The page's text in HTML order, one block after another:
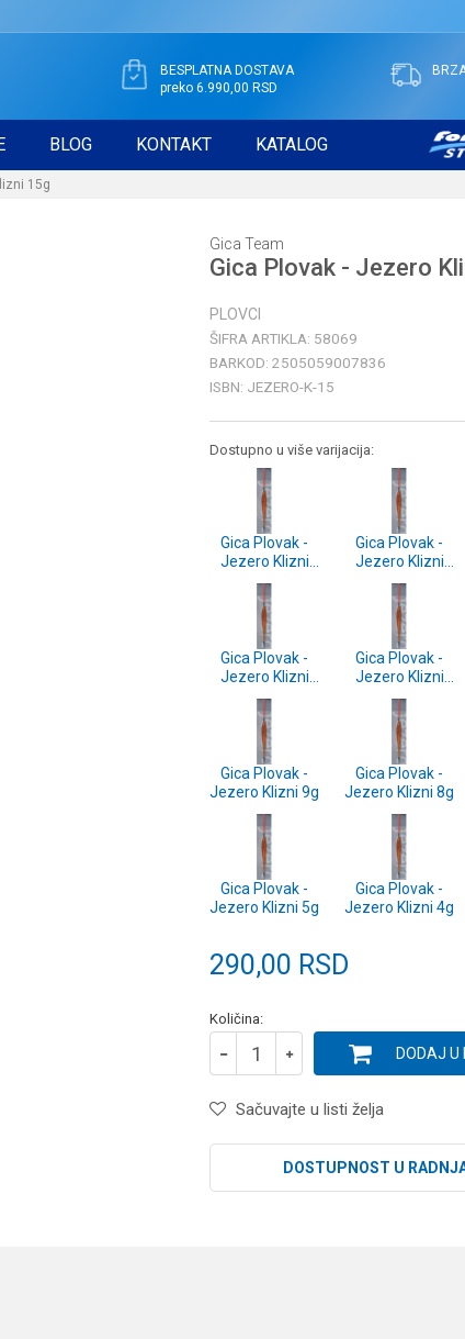
BESPLATNA DOSTAVA
preko 6.990,00 RSD
BLOG KONTAKT KATALOG
15g
Gica Team
Gica Plovak - Jezero
PLOVCI
ŠIFRA ARTIKLA: 58069
BARKOD: 2505059007836
ISBN: JEZERO-K-15
Dostupno u više varijacija:
Gica Plovak -
Jezero Klizni
20g
Gica Plovak -
Jezero Klizni
15g
Gica Plovak -
Jezero Klizni
12g
Gica Plovak -
Jezero Klizni
11g
Gica Plovak -
Jezero Klizni 9g
Gica Plovak -
Jezero Klizni 8g
Gica Plovak -
Jezero Klizni 5g
Gica Plovak -
Jezero Klizni 4g
290,00 RSD
Količina:
DODAJ U
Sačuvajte u listi želja
DOSTUPNOST U